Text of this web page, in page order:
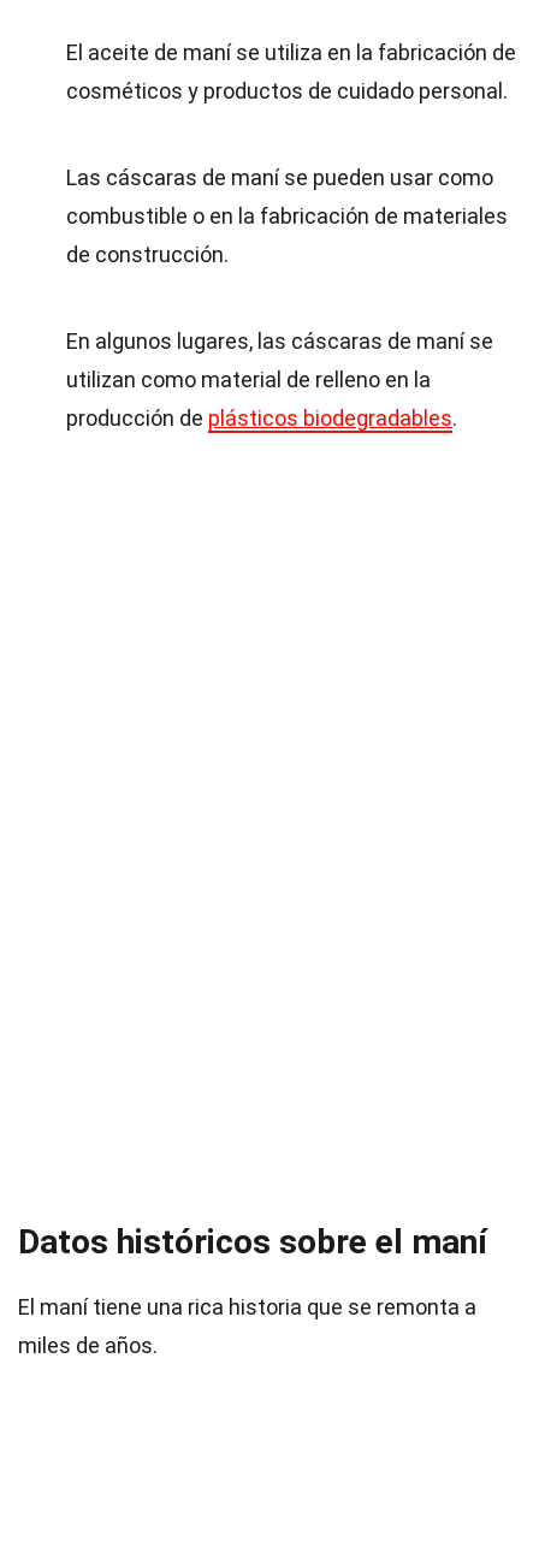
El aceite de maní se utiliza en la fabricación de
cosméticos y productos de cuidado personal.
Las cáscaras de maní se pueden usar como
combustible o en la fabricación de materiales
de construcción.
En algunos lugares, las cáscaras de maní se
utilizan como material de relleno en la
producción de plásticos biodegradables.
Datos históricos sobre el maní
El maní tiene una rica historia que se remonta a
miles de años.